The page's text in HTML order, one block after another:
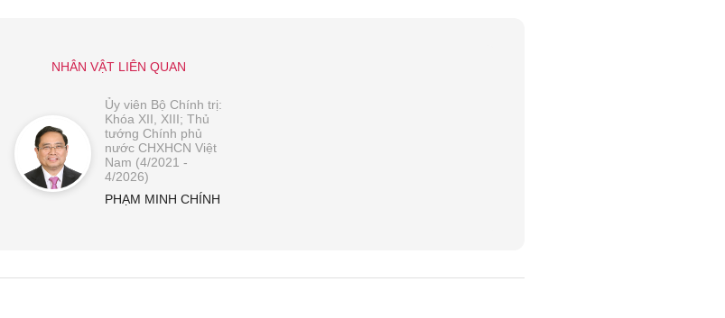
NHÂN VẬT LIÊN QUAN
Ủy viên Bộ Chính trị:
Khóa XII, XIII; Thủ
tướng Chính phủ
nước CHXHCN Việt
Nam (4/2021 -
4/2026)
PHẠM MINH CHÍNH